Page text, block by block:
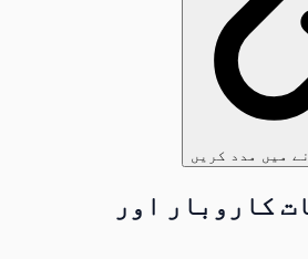
میں مدد کریں
کاروبار اور